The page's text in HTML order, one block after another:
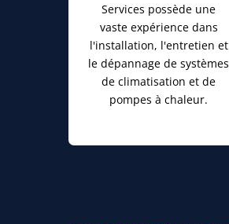
Services possède une
vaste expérience dans
l'installation, l'entretien et
le dépannage de systèmes
de climatisation et de
pompes à chaleur.